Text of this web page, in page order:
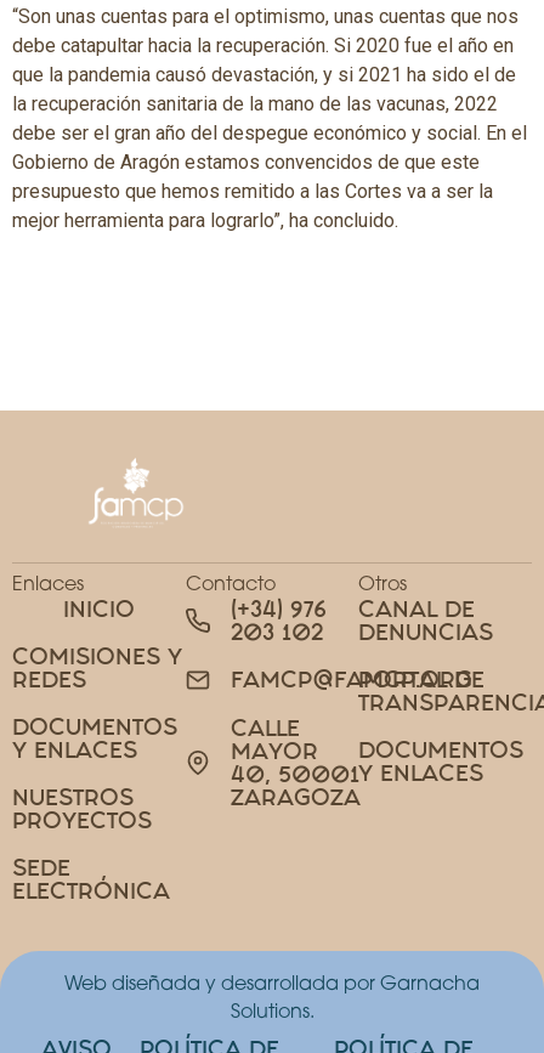
“Son unas cuentas para el optimismo, unas cuentas que nos
debe catapultar hacia la recuperación. Si 2020 fue el año en
que la pandemia causó devastación, y si 2021 ha sido el de
la recuperación sanitaria de la mano de las vacunas, 2022
debe ser el gran año del despegue económico y social. En el
Gobierno de Aragón estamos convencidos de que este
presupuesto que hemos remitido a las Cortes va a ser la
mejor herramienta para lograrlo”, ha concluido.
Enlaces
INICIO
COMISIONES Y
REDES
DOCUMENTOS
Y ENLACES
NUESTROS
PROYECTOS
SEDE
ELECTRÓNICA
Contacto
(+34) 976
203 102
FAMCP@FAMCP.ORG
CALLE
MAYOR
40, 50001
ZARAGOZA
Otros
CANAL DE
DENUNCIAS
PORTAL DE
DOCUMENTOS
Y ENLACES
Web diseñada y desarrollada por Garnacha
Solutions.